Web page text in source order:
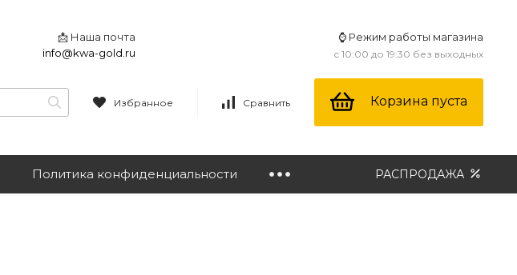
📩 Наша почта
info@kwa-gold.ru
⌚ Режим работы магазина
с 10:00 до 19:30 без выходных
Избранное Сравнить Корзина пуста
Политика конфиденциальности РАСПРОДАЖА